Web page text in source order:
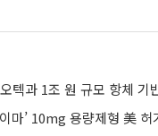
텍과 1조 원 규모 항체 기
마’ 10mg 용량제형 美 허